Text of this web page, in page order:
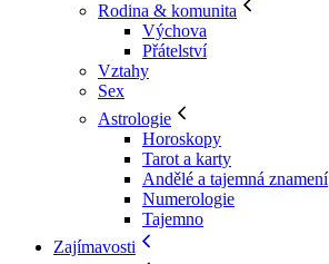
Rodina & komunita
Výchova
Přátelství
Vztahy
Sex
Astrologie
Horoskopy
Tarot a karty
Andělé a tajemná znamení
Numerologie
Tajemno
Zajímavosti